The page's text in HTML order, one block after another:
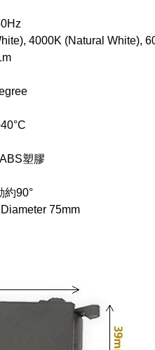
4000K (Natural White),
塑膠
約90°
75mm